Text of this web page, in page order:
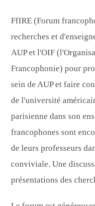
FfIRE (Forum
recherches et
AUP et l'OIF
Francophonie) pour
sein de AUP et faire
de l'université
parisienne dans son
francophones sont
de leurs professeurs
conviviale. Une
présentations des